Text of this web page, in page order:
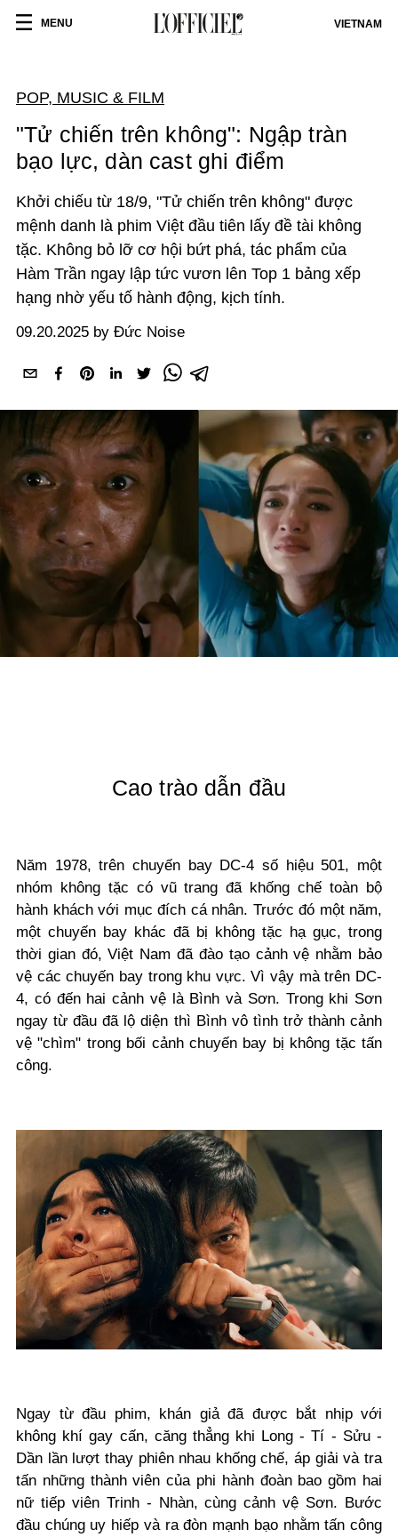
MENU VIETNAM
POP, MUSIC & FILM
"Tử chiến trên không": Ngập tràn
bạo lực, dàn cast ghi điểm
Khởi chiếu từ 18/9, "Tử chiến trên không" được
mệnh danh là phim Việt đầu tiên lấy đề tài không
tặc. Không bỏ lỡ cơ hội bứt phá, tác phẩm của
Hàm Trần ngay lập tức vươn lên Top 1 bảng xếp
hạng nhờ yếu tố hành động, kịch tính.
09.20.2025 by Đức Noise
Cao trào dẫn đầu
Năm 1978, trên chuyến bay DC-4 số hiệu 501, một
nhóm không tặc có vũ trang đã khống chế toàn bộ
hành khách với mục đích cá nhân. Trước đó một năm,
một chuyến bay khác đã bị không tặc hạ gục, trong
thời gian đó, Việt Nam đã đào tạo cảnh vệ nhằm bảo
vệ các chuyến bay trong khu vực. Vì vậy mà trên DC-
4, có đến hai cảnh vệ là Bình và Sơn. Trong khi Sơn
ngay từ đầu đã lộ diện thì Bình vô tình trở thành cảnh
vệ "chìm" trong bối cảnh chuyến bay bị không tặc tấn
công.
Ngay từ đầu phim, khán giả đã được bắt nhịp với
không khí gay cấn, căng thẳng khi Long - Tí - Sửu -
Dần lần lượt thay phiên nhau khống chế, áp giải và tra
tấn những thành viên của phi hành đoàn bao gồm hai
nữ tiếp viên Trinh - Nhàn, cùng cảnh vệ Sơn. Bước
đầu chúng uy hiếp và ra đòn mạnh bạo nhằm tấn công